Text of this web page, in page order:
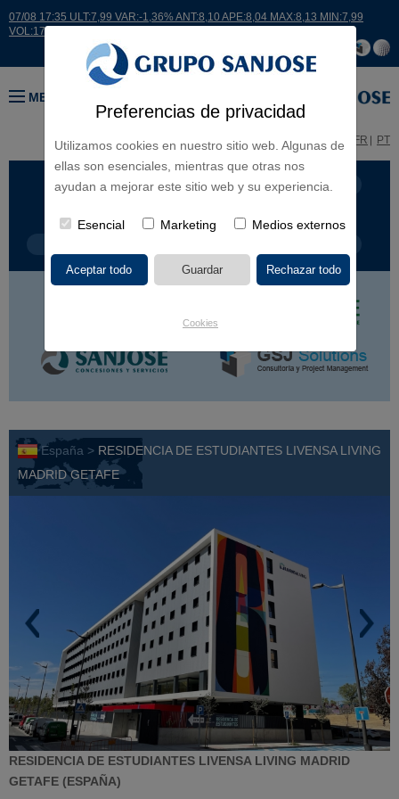
Preferencias de privacidad
Utilizamos cookies en nuestro sitio web. Algunas de
ellas son esenciales, mientras que otras nos
ayudan a mejorar este sitio web y su experiencia.
Esencial Marketing Medios externos
Cookies
07/08 17:35 ULT:7,99 VAR:-1,36% ANT:8,10 APE:8,04 MAX:8,13 MIN:7,99
VOL:17664
MENÚ
EN FR PT
LÍNEA DE NEGOCIO CONTINENTES
España > RESIDENCIA DE ESTUDIANTES LIVENSA LIVING
MADRID GETAFE
RESIDENCIA DE ESTUDIANTES LIVENSA LIVING MADRID
GETAFE (ESPAÑA)